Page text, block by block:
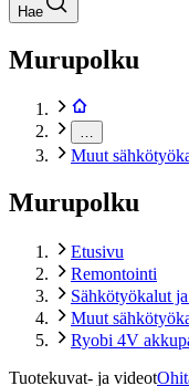
Hae
Murupolku
Muut
Murupolku
Etusivu
Remontointi
Sähkötyökalut
Muut
Ryobi 4V
Tuotekuvat- ja videot